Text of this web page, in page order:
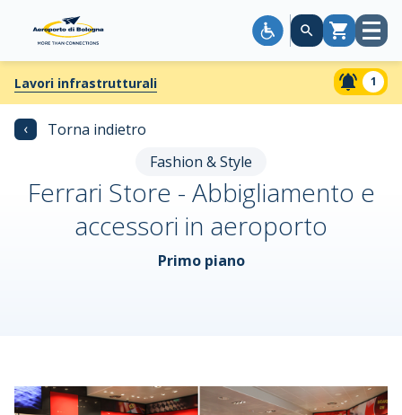
CarrelloApri
Lavori infrastrutturali 1
‹
Torna indietro
Fashion & Style
Ferrari Store - Abbigliamento e
accessori in aeroporto
Primo piano